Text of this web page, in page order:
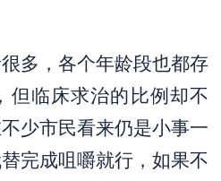
多，各个年龄段也都存
但临床求治的比例却不
少市民看来仍是小事一
完成咀嚼就行，如果不